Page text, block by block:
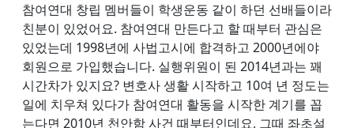
참여연대 창립 멤버들이 학생운동 같이 하던 선배들이라
친분이 있었어요. 참여연대 만든다고 할 때부터 관심은
있었는데 1998년에 사법고시에 합격하고 2000년에야
회원으로 가입했습니다. 실행위원이 된 2014년과는 꽤
시간차가 있지요? 변호사 생활 시작하고 10여 년 정도는
일에 치우쳐 있다가 참여연대 활동을 시작한 계기를 꼽
는다면 2010년 천안함 사건 때부터인데요, 그때 좌초설